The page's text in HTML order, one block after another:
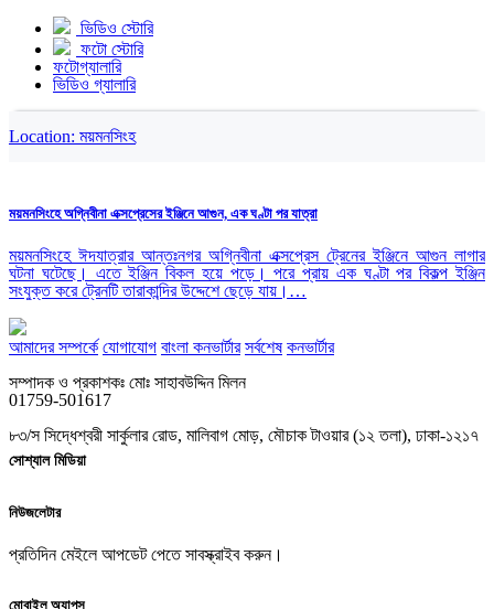
ভিডিও স্টোরি
ফটো স্টোরি
ফটোগ্যালারি
ভিডিও গ্যালারি
Location: ময়মনসিংহ
ময়মনসিংহে অগ্নিবীনা এক্সপ্রেসের ইঞ্জিনে আগুন, এক ঘণ্টা পর যাত্রা
ময়মনসিংহে ঈদযাত্রার আন্তঃনগর অগ্নিবীনা এক্সপ্রেস ট্রেনের ইঞ্জিনে আগুন লাগার
ঘটনা ঘটেছে। এতে ইঞ্জিন বিকল হয়ে পড়ে। পরে প্রায় এক ঘণ্টা পর বিকল্প ইঞ্জিন
সংযুক্ত করে ট্রেনটি তারাকান্দির উদ্দেশে ছেড়ে যায়।…
আমাদের সম্পর্কে যোগাযোগ বাংলা কনভার্টার সর্বশেষ কনভার্টার
সম্পাদক ও প্রকাশকঃ মোঃ সাহাবউদ্দিন মিলন
01759-501617
৮৩/স সিদ্ধেশ্বরী সার্কুলার রোড, মালিবাগ মোড়, মৌচাক টাওয়ার (১২ তলা), ঢাকা-১২১৭
সোশ্যাল মিডিয়া
নিউজলেটার
প্রতিদিন মেইলে আপডেট পেতে সাবস্ক্রাইব করুন।
মোবাইল অ্যাপস